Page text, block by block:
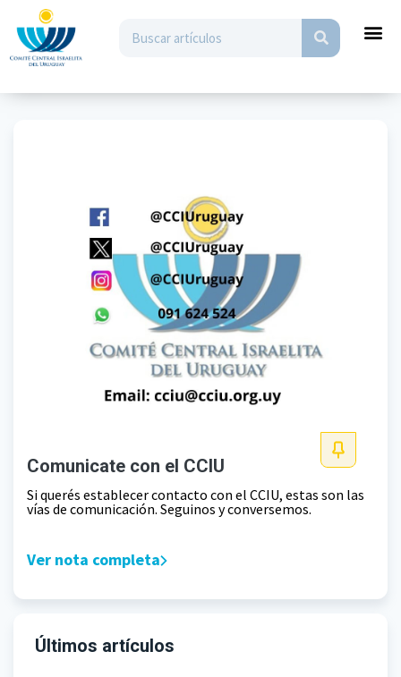
Comunicate con el CCIU
Si querés establecer contacto con el CCIU, estas son las
vías de comunicación. Seguinos y conversemos.
Ver nota completa
Últimos artículos